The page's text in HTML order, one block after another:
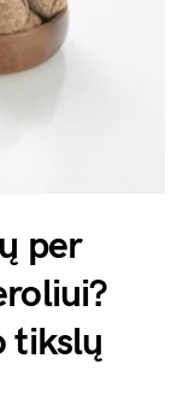
per
tikslų